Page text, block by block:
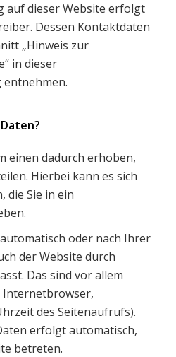
auf dieser Website erfolgt
Dessen Kontaktdaten
„Hinweis zur
in dieser
einen dadurch erhoben,
Hierbei kann es sich
die Sie in ein
oder nach Ihrer
der Website durch
Das sind vor allem
Internetbrowser,
des Seitenaufrufs).
erfolgt automatisch,
betreten.